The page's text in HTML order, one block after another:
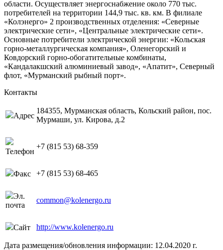
области. Осуществляет энергоснабжение около 770 тыс.
потребителей на территории 144,9 тыс. кв. км. В филиале
«Колэнерго» 2 производственных отделения: «Северные
электрические сети», «Центральные электрические сети».
Основные потребители электрической энергии: «Кольская
горно-металлургическая компания», Оленегорский и
Ковдорский горно-обогатительные комбинаты,
«Кандалакшский алюминиевый завод», «Апатит», Северный
флот, «Мурманский рыбный порт».
Контакты
Адрес
184355, Мурманская область, Кольский район, пос.
Мурмаши, ул. Кирова, д.2
Телефон
+7 (815 53) 68-359
Факс +7 (815 53) 68-465
Эл.
почта
common@kolenergo.ru
Сайт http://www.kolenergo.ru
Дата размещения/обновления информации: 12.04.2020 г.